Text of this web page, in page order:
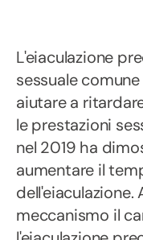
L'eiaculazione
sessuale
aiutare a
le prestazioni
nel 2019 ha
aumentare il
meccanismo il